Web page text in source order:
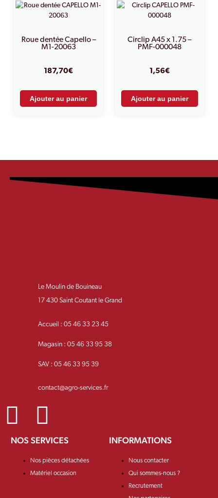
Roue dentée Capello –
M1-20063
187,70€
Ajouter au panier
Circlip A45 x 1.75 –
PMF-000048
1,56€
Ajouter au panier
Le Moulin de Bouineau
17 430 Saint Coutant le Grand
Accueil : 05 46 33 23 45
Magasin : 05 46 33 95 38
SAV : 05 46 33 95 39
contact@agro-services.fr
NOS SERVICES
Nos pièces détachées
Matériel occasion
INFORMATIONS
Nous contacter
Qui sommes-nous ?
Recrutement